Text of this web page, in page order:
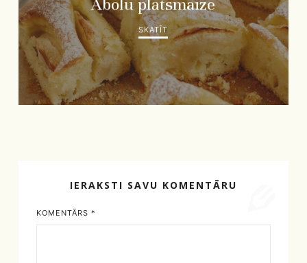
Ābolu plātsmaize
SKATĪT
IERAKSTI SAVU KOMENTĀRU
KOMENTĀRS *